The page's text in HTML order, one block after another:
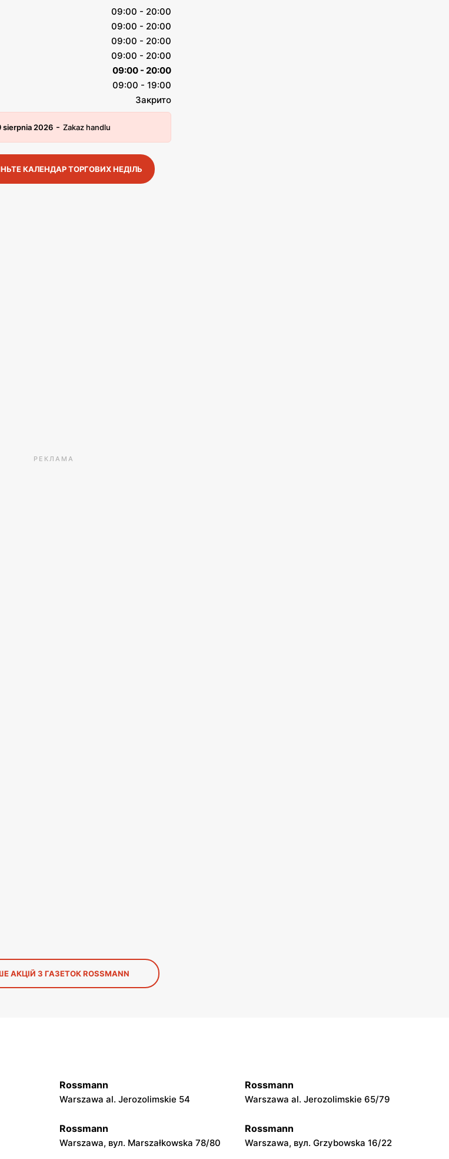
09:00 - 20:00
09:00 - 20:00
09:00 - 20:00
09:00 - 20:00
09:00 - 20:00
09:00 - 19:00
Закрито
sierpnia 2026 - Zakaz handlu
КАЛЕНДАР ТОРГОВИХ НЕДІЛЬ
РЕКЛАМА
АКЦІЙ З ГАЗЕТОК ROSSMANN
Rossmann
Warszawa al. Jerozolimskie 54
Rossmann
Warszawa al. Jerozolimskie 65/79
Rossmann
Warszawa, вул. Marszałkowska 78/80
Rossmann
Warszawa, вул. Grzybowska 16/22